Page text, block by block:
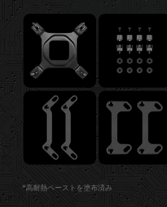
*高耐熱ペーストを塗布済み